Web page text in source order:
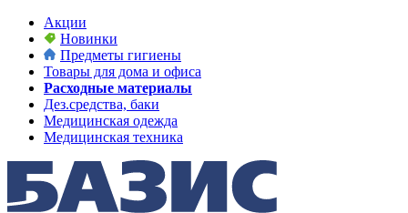
Акции
Новинки
Предметы гигиены
Товары для дома и офиса
Расходные материалы
Дез.средства, баки
Медицинская одежда
Медицинская техника